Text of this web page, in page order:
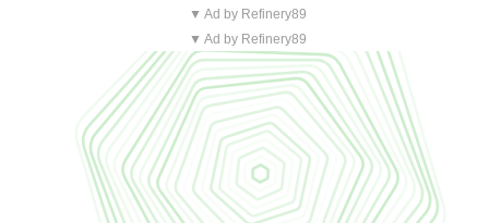
▼ Ad by Refinery89
▼ Ad by Refinery89